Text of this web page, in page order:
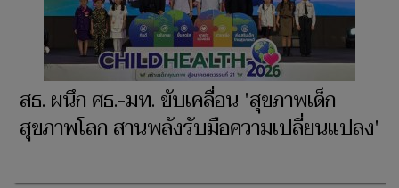
สธ. ผนึก ศธ.-มท. ขับเคลื่อน 'สุขภาพเด็ก
สุขภาพโลก สานพลังรับมือความเปลี่ยนแปลง'